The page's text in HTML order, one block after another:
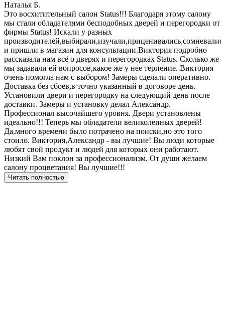
Наталья Б.
Это восхитительный салон Status!!! Благодаря этому салону
мы стали обладателями бесподобных дверей и перегородки от
фирмы Status! Искали у разных
и пришли в магазин для консультации.Виктория подробно
рассказала нам всё о дверях и перегородках Status. Сколько же
мы задавали ей вопросов,какое же у нее терпение. Виктория
очень помогла нам с выбором! Замеры сделали оперативно.
Доставка без сбоев,в точно указанный в договоре день.
Установили двери и перегородку на следующий день после
доставки. Замеры и установку делал Александр.
Профессионал высочайшего уровня. Двери установлены
идеально!!! Теперь мы обладатели великолепных дверей!
Да,много времени было потрачено на поиски,но это того
стоило. Виктория,Александр - вы лучшие! Вы люди которые
любят свой продукт и людей для которых они работают.
Низкий Вам поклон за профессионализм. От души желаем
салону процветания! Вы лучшие!!!
Читать полностью